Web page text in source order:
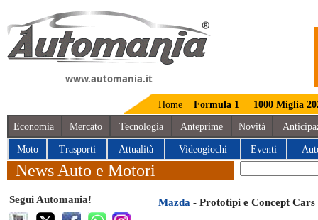
www.automania.it
Home Formula 1 1000 Miglia
Economia Mercato Tecnologia Anteprime Novità
Moto Trasporti Attualità Videogiochi Eventi
News Auto e Motori
Segui Automania! Mazda - Prototipi e Concept Cars